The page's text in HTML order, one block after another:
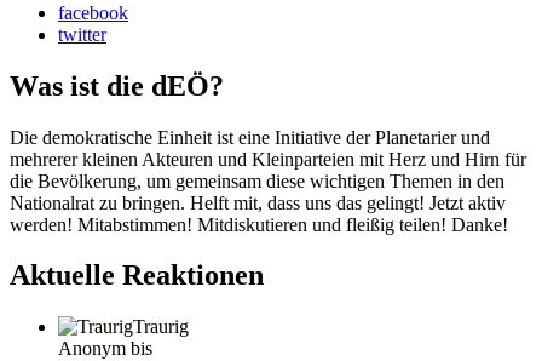
facebook
twitter
Was ist die dEÖ?
Die demokratische Einheit ist eine Initiative der Planetarier und
mehrerer kleinen Akteuren und Kleinparteien mit Herz und Hirn für
die Bevölkerung, um gemeinsam diese wichtigen Themen in den
Nationalrat zu bringen. Helft mit, dass uns das gelingt! Jetzt aktiv
werden! Mitabstimmen! Mitdiskutieren und fleißig teilen! Danke!
Aktuelle Reaktionen
Traurig
Anonym bis